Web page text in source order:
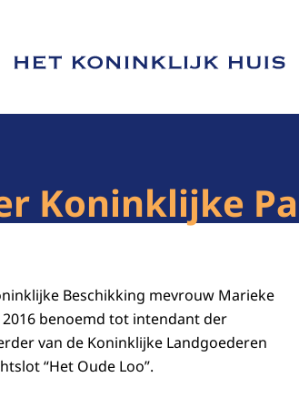
van Het Koninklijk Huis
Koninklijke
Beschikking mevrouw Marieke
benoemd tot intendant der
van de Koninklijke Landgoederen
“Het Oude Loo”.